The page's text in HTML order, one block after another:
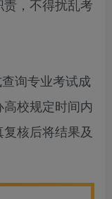
，不得扰乱考
询专业考试成
校规定时间内
核后将结果及